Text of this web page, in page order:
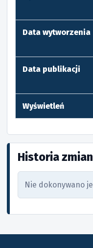
Data wytworzenia
Data publikacji
Wyświetleń
Historia zmian
Nie dokonywano